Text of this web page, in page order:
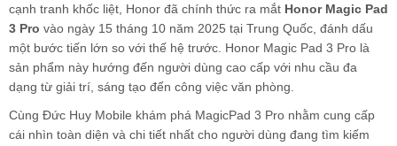
Hoàng Cao Kỳ 087666xxxx 19:05 08/07/2026
Hoàng Cao kỳ 087666xxxx 19:01 08/07/2026
Hoàng Cao kỳ 087666xxxx 19:01 08/07/2026
Hoàng Cao kỳ 087666xxxx 19:00 08/07/2026
cạnh tranh khốc liệt, Honor đã chính thức ra mắt Honor Magic Pad
3 Pro vào ngày 15 tháng 10 năm 2025 tại Trung Quốc, đánh dấu
một bước tiến lớn so với thế hệ trước. Honor Magic Pad 3 Pro là
sản phẩm này hướng đến người dùng cao cấp với nhu cầu đa
dạng từ giải trí, sáng tạo đến công việc văn phòng.
Cùng Đức Huy Mobile khám phá MagicPad 3 Pro nhằm cung cấp
cái nhìn toàn diện và chi tiết nhất cho người dùng đang tìm kiếm